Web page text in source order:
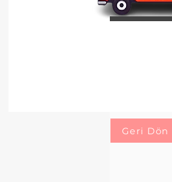
Geri Dön